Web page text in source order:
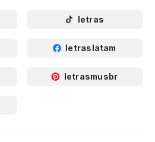
letras
letraslatam
letrasmusbr